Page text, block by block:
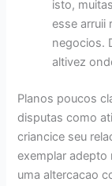
isto,
esse arruii
negocios.
altivez
Planos poucos
disputas como
criancice seu
exemplar adepto
uma altercacao